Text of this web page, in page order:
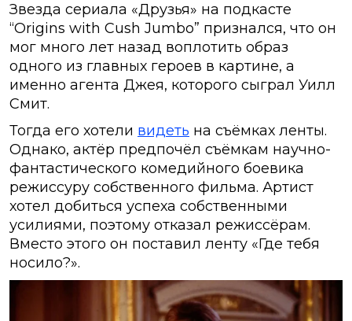
Звезда сериала «Друзья» на подкасте
“Origins with Cush Jumbo” признался, что он
мог много лет назад воплотить образ
одного из главных героев в картине, а
именно агента Джея, которого сыграл Уилл
Смит.
Тогда его хотели видеть на съёмках ленты.
Однако, актёр предпочёл съёмкам научно-
фантастического комедийного боевика
режиссуру собственного фильма. Артист
хотел добиться успеха собственными
усилиями, поэтому отказал режиссёрам.
Вместо этого он поставил ленту «Где тебя
носило?».